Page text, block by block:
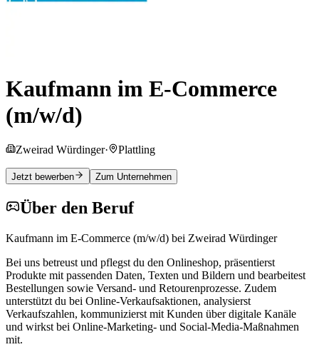
Kaufmann im E-Commerce
(m/w/d)
Zweirad Würdinger· Plattling
Jetzt bewerben Zum Unternehmen
Über den Beruf
Kaufmann im E-Commerce (m/w/d) bei Zweirad Würdinger
Bei uns betreust und pflegst du den Onlineshop, präsentierst
Produkte mit passenden Daten, Texten und Bildern und bearbeitest
Bestellungen sowie Versand- und Retourenprozesse. Zudem
unterstützt du bei Online-Verkaufsaktionen, analysierst
Verkaufszahlen, kommunizierst mit Kunden über digitale Kanäle
und wirkst bei Online-Marketing- und Social-Media-Maßnahmen
mit.